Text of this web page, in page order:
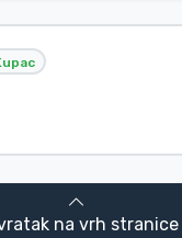
na vrh stranice